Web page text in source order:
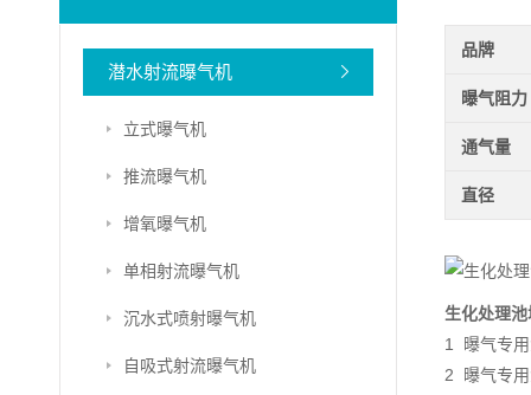
潜水射流曝气机
立式曝气机
推流曝气机
增氧曝气机
单相射流曝气机
沉水式喷射曝气机
自吸式射流曝气机
品牌
曝气阻力
通气量
直径
生化处理
1 曝气专
2 曝气专